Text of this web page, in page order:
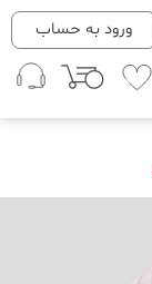
ورود به حساب